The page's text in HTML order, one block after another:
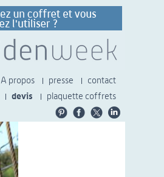
A propos presse
contact
devis
plaquette coffrets